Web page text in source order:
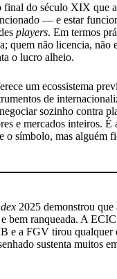
final do século XIX que
— e estar
players. Em termos
quem não licencia, não
o lucro alheio.
um ecossistema
de
sozinho contra
e mercados inteiros. É
o símbolo, mas alguém
2025 demonstrou que
bem ranqueada. A
e a FGV tirou qualquer
sustenta muitos